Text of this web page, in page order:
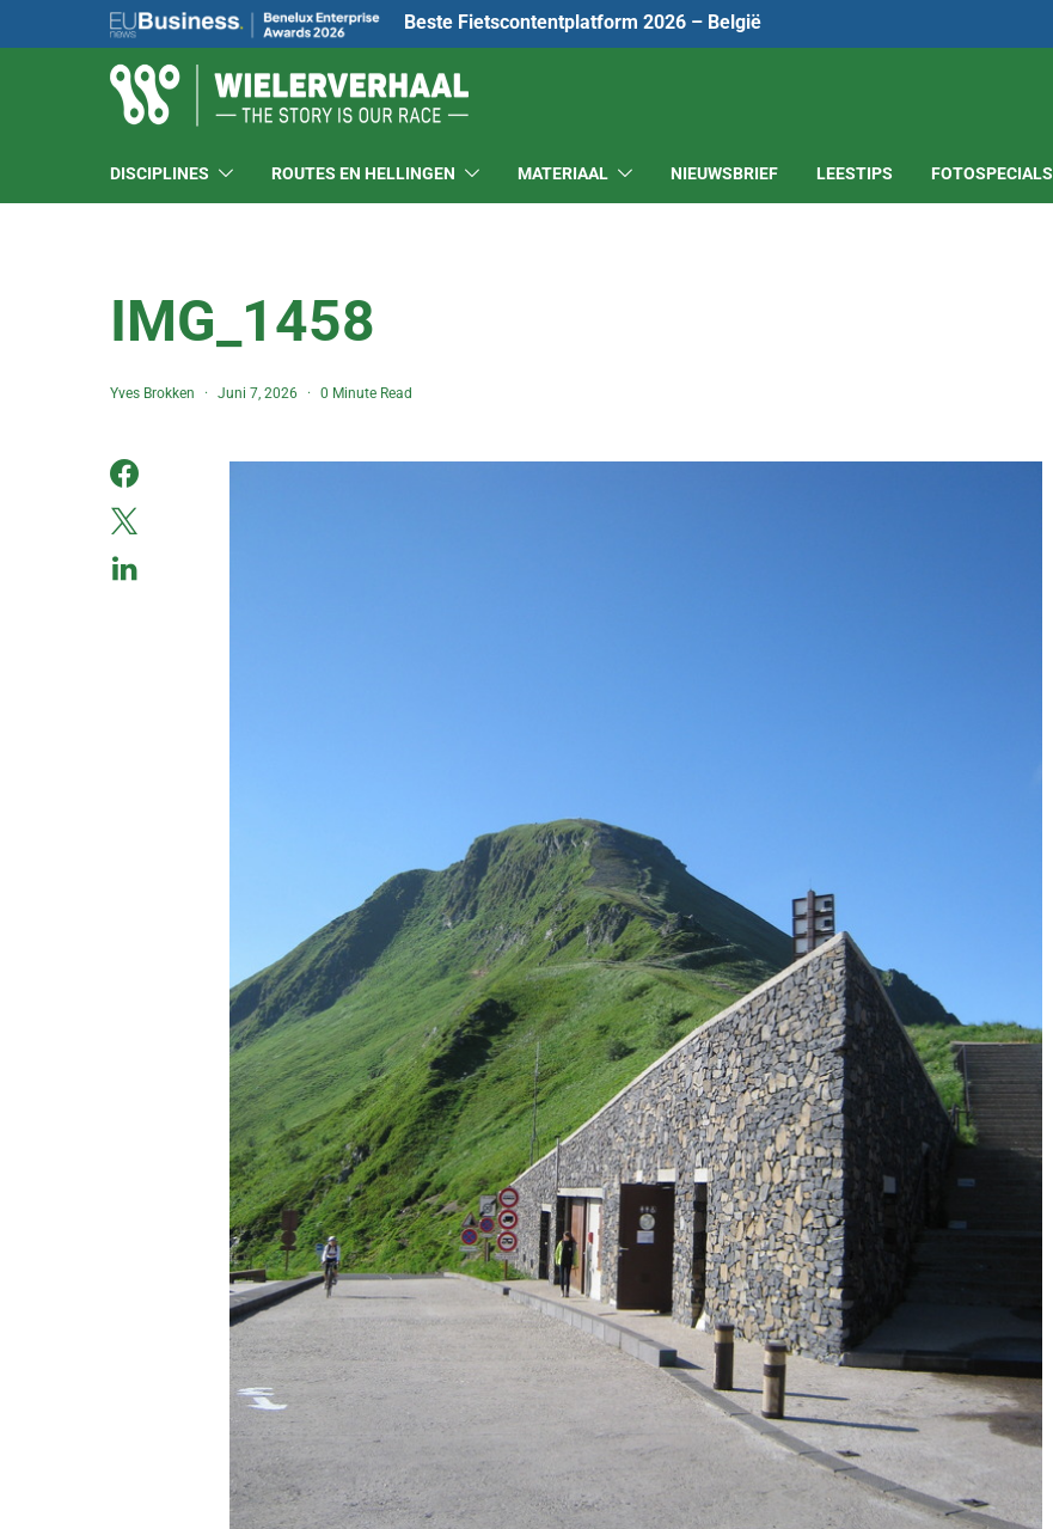
Beste Fietscontentplatform 2026 – België
DISCIPLINES ROUTES EN HELLINGEN MATERIAAL NIEUWSBRIEF LEESTIPS FOTOSPECIALS
IMG_1458
Yves Brokken Juni 7, 2026 0 Minute Read